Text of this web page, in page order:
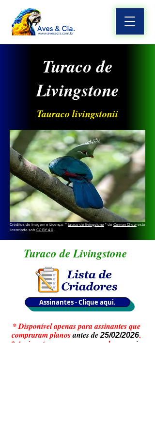
Turaco de
Livingstone
Tauraco livingstonii
Créditos de Imagem e Licença: " turaco de livingstone " de Carman Chew está
licenciado sob CC BY 4.0 .
Turaco de Livingstone
Assinantes - Clique aqui.
* Disponível apenas para assinantes que
compraram planosantes de25/02/2026.
* Assinantes que comprarem planos após